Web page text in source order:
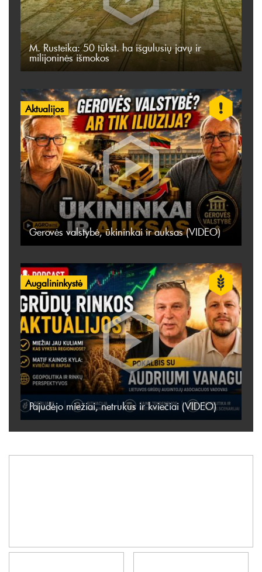
M. Rusteika: 50 tūkst. ha išgulusių javų ir
milijoninės išmokos
Aktualijos
Gerovės valstybė, ūkininkai ir auksas (VIDEO)
Augalininkystė
Pajudėjo miežiai, netrukus ir kviečiai (VIDEO)